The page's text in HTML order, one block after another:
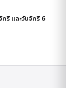
กรี และวันจักรี 6